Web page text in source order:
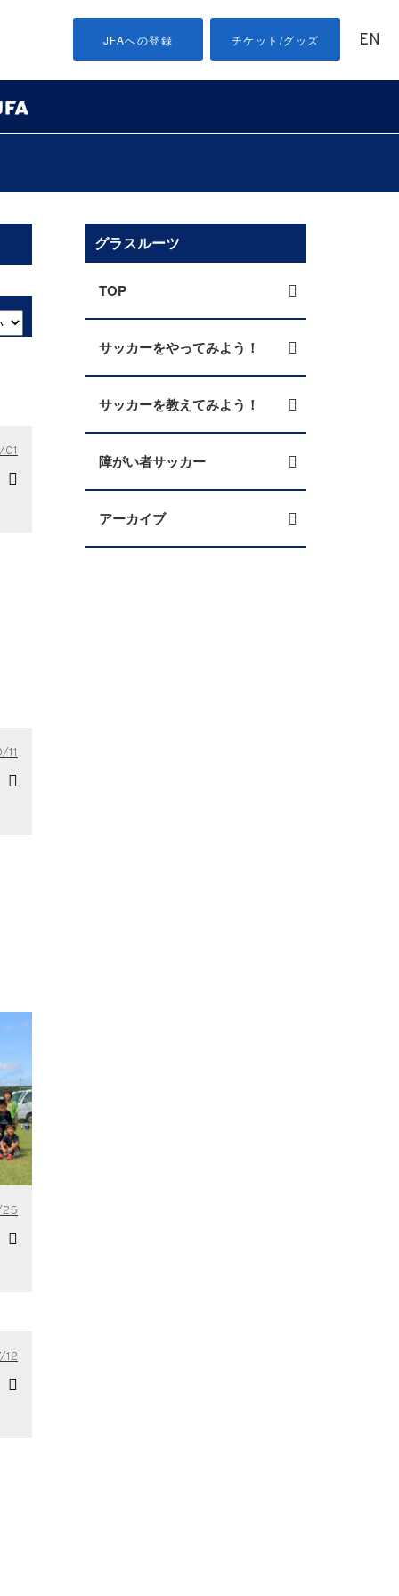
JFAへの登録 チケット/グッズ EN
11
12
グラスルーツ
TOP
サッカーをやってみよう！
サッカーを教えてみよう！
障がい者サッカー
アーカイブ